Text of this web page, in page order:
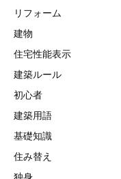
リフォーム
建物
住宅性能表示
建築ルール
初心者
建築用語
基礎知識
住み替え